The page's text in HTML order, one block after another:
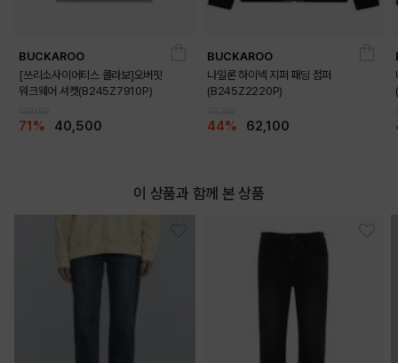
BUCKAROO
[쓰리소사이어티스 콜라보]오버핏
워크웨어 셔켓(B245Z7910P)
71% 40,500
BUCKAROO
나일론 하이넥 지퍼 패딩 점퍼
(B245Z2220P)
44% 62,100
이 상품과 함께 본 상품